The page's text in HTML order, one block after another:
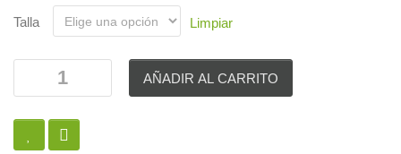
Talla Limpiar
AÑADIR AL CARRITO